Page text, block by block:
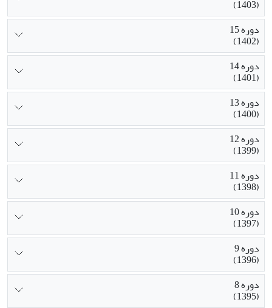
(1403)
دوره 15
(1402)
دوره 14
(1401)
دوره 13
(1400)
دوره 12
(1399)
دوره 11
(1398)
دوره 10
(1397)
دوره 9
(1396)
دوره 8
(1395)